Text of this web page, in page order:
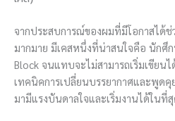
จากประสบการณ์ของผมที่มีโอกาสได้
มากมาย มีเคสหนึ่งที่น่าสนใจคือ นักศึ
Block จนแทบจะไม่สามารถเริ่มเขียน
เทคนิคการเปลี่ยนบรรยากาศและพูดคุ
มามีแรงบันดาลใจและเริ่มงานได้ในที่